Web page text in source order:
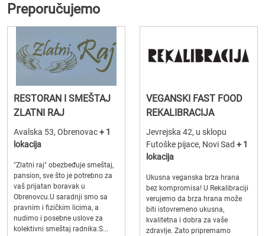
Preporučujemo
RESTORAN I SMEŠTAJ
ZLATNI RAJ
Avalska 53, Obrenovac+ 1
lokacija
"Zlatni raj" obezbeđuje smeštaj,
pansion, sve što je potrebno za
vaš prijatan boravak u
Obrenovcu.U saradnji smo sa
pravnim i fizičkim licima, a
nudimo i posebne uslove za
kolektivni smeštaj radnika.S...
VEGANSKI FAST FOOD
REKALIBRACIJA
Jevrejska 42, u sklopu
Futoške pijace, Novi Sad + 1
lokacija
Ukusna veganska brza hrana
bez kompromisa! U Rekalibraciji
verujemo da brza hrana može
biti istovremeno ukusna,
kvalitetna i dobra za vaše
zdravlje. Zato pripremamo